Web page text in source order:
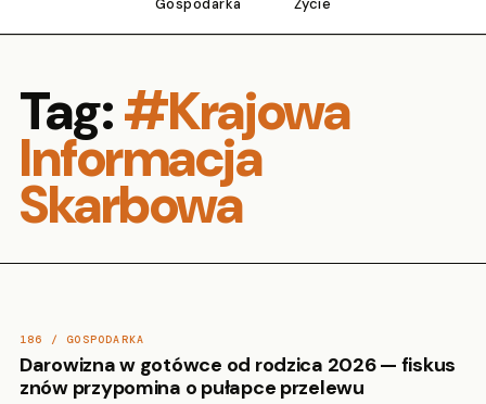
Gospodarka Życie
Tag:#Krajowa
Informacja
Skarbowa
186 / GOSPODARKA
Darowizna w gotówce od rodzica 2026 — fiskus
znów przypomina o pułapce przelewu